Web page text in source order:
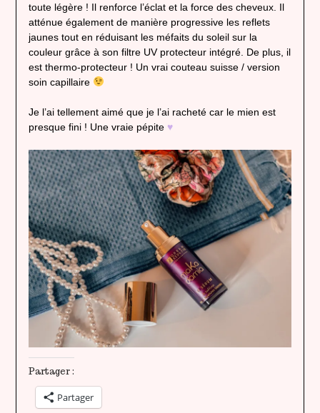
toute légère ! Il renforce l’éclat et la force des cheveux. Il
atténue également de manière progressive les reflets
jaunes tout en réduisant les méfaits du soleil sur la
couleur grâce à son filtre UV protecteur intégré. De plus, il
est thermo-protecteur ! Un vrai couteau suisse / version
soin capillaire
Je l’ai tellement aimé que je l’ai racheté car le mien est
presque fini ! Une vraie pépite ♥
Partager :
Partager